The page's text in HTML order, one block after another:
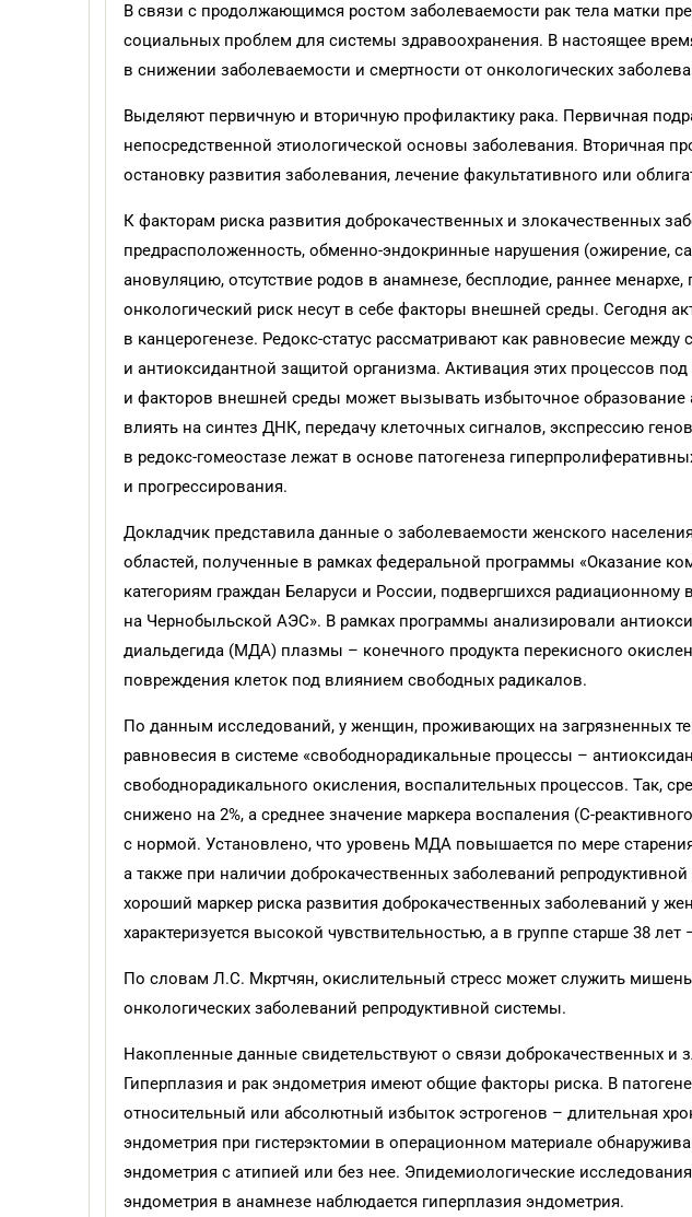
В связи с продолжающимся ростом заболеваемости рак тела матки
социальных проблем для системы здравоохранения. В настоящее
в снижении заболеваемости и смертности от онкологических
Выделяют первичную и вторичную профилактику рака. Первичная
непосредственной этиологической основы заболевания. Вторичная
остановку развития заболевания, лечение факультативного или
К факторам риска развития доброкачественных и злокачественных
предрасположенность, обменно-эндокринные нарушения (ожирение,
ановуляцию, отсутствие родов в анамнезе, бесплодие, раннее
онкологический риск несут в себе факторы внешней среды. Сегодня
в канцерогенезе. Редокс-статус рассматривают как равновесие
и антиоксидантной защитой организма. Активация этих процессов
и факторов внешней среды может вызывать избыточное образование
влиять на синтез ДНК, передачу клеточных сигналов, экспрессию
в редокс-гомеостазе лежат в основе патогенеза
и прогрессирования.
Докладчик представила данные о заболеваемости женского
областей, полученные в рамках федеральной программы «Оказание
категориям граждан Беларуси и России, подвергшихся
на Чернобыльской АЭС». В рамках программы анализировали
диальдегида (МДА) плазмы – конечного продукта перекисного
повреждения клеток под влиянием свободных радикалов.
По данным исследований, у женщин, проживающих на загрязненных
равновесия в системе «свободнорадикальные процессы –
свободнорадикального окисления, воспалительных процессов. Так,
снижено на 2%, а среднее значение маркера воспаления (С-
с нормой. Установлено, что уровень МДА повышается по мере
а также при наличии доброкачественных заболеваний
хороший маркер риска развития доброкачественных заболеваний у
характеризуется высокой чувствительностью, а в группе старше 38
По словам Л.С. Мкртчян, окислительный стресс может служить
онкологических заболеваний репродуктивной системы.
Накопленные данные свидетельствуют о связи доброкачественных и
Гиперплазия и рак эндометрия имеют общие факторы риска. В
относительный или абсолютный избыток эстрогенов – длительная
эндометрия при гистерэктомии в операционном материале
эндометрия с атипией или без нее. Эпидемиологические
эндометрия в анамнезе наблюдается гиперплазия эндометрия.